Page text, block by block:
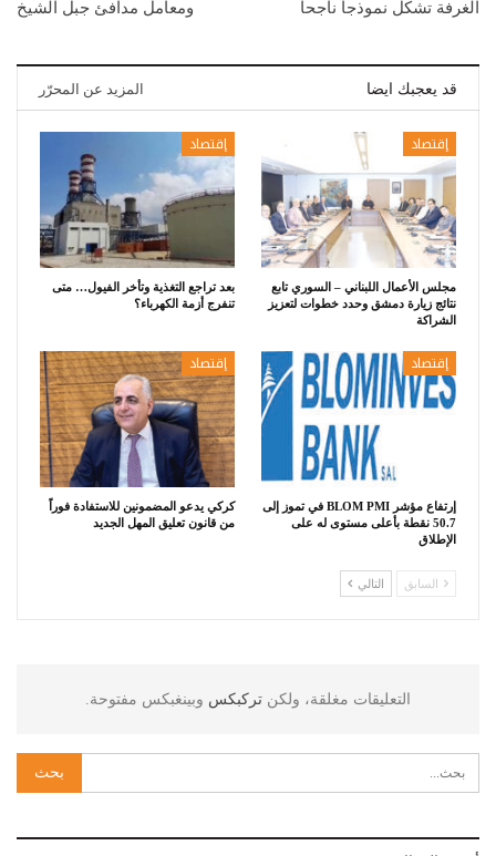
الغرفة تشكل نموذجاً ناجحاً
ومعامل مدافئ جبل الشيخ
قد يعجبك ايضا المزيد عن المحرّر
إقتصاد
مجلس الأعمال اللبناني – السوري تابع
نتائج زيارة دمشق وحدد خطوات لتعزيز
الشراكة
إقتصاد
بعد تراجع التغذية وتأخر الفيول… متى
تنفرج أزمة الكهرباء؟
إقتصاد
إرتفاع مؤشر BLOM PMI في تموز إلى
50.7 نقطة بأعلى مستوى له على
الإطلاق
إقتصاد
كركي يدعو المضمونين للاستفادة فوراً
من قانون تعليق المهل الجديد
السابق التالي
التعليقات مغلقة، ولكن تركبكس وبينغبكس مفتوحة.